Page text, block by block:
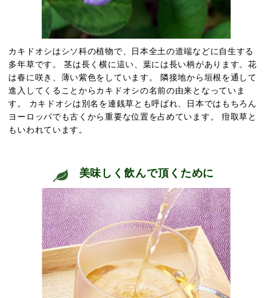
カキドオシはシソ科の植物で、日本全土の道端などに自生する
多年草です。 茎は長く横に這い、葉には長い柄があります。花
は春に咲き、薄い紫色をしています。 隣接地から垣根を通して
進入してくることからカキドオシの名前の由来となっていま
す。 カキドオシは別名を連銭草とも呼ばれ、日本ではもちろん
ヨーロッパでも古くから重要な位置を占めています。 疳取草と
もいわれています。
美味しく飲んで頂くために